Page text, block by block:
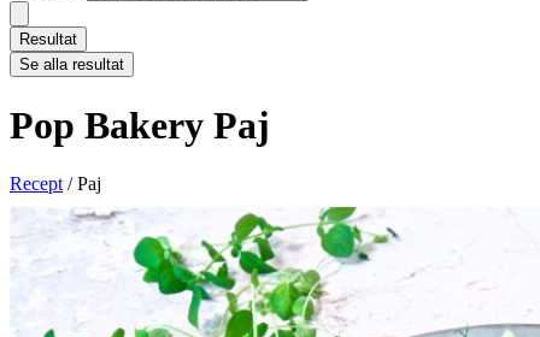
Resultat
Se alla resultat
Pop Bakery Paj
Recept /Paj